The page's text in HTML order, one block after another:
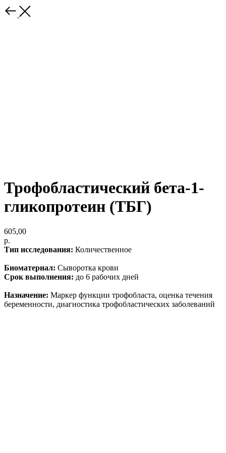
Трофобластический бета-1-
гликопротеин (ТБГ)
605,00
р.
Тип исследования: Количественное
Биоматериал: Сыворотка крови
Срок выполнения: до 6 рабочих дней
Назначение: Маркер функции трофобласта, оценка течения
беременности, диагностика трофобластических заболеваний